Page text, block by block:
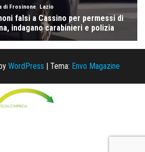
WordPress | Tema: Envo Magazine